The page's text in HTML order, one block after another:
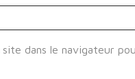
dans le navigateur